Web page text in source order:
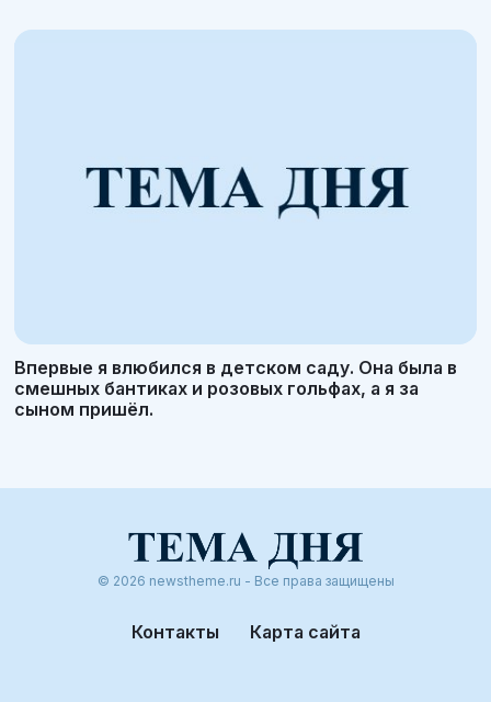
Впервые я влюбился в детском саду. Она была в
смешных бантиках и розовых гольфах, а я за
сыном пришёл.
© 2026 newstheme.ru - Все права защищены
Контакты Карта сайта